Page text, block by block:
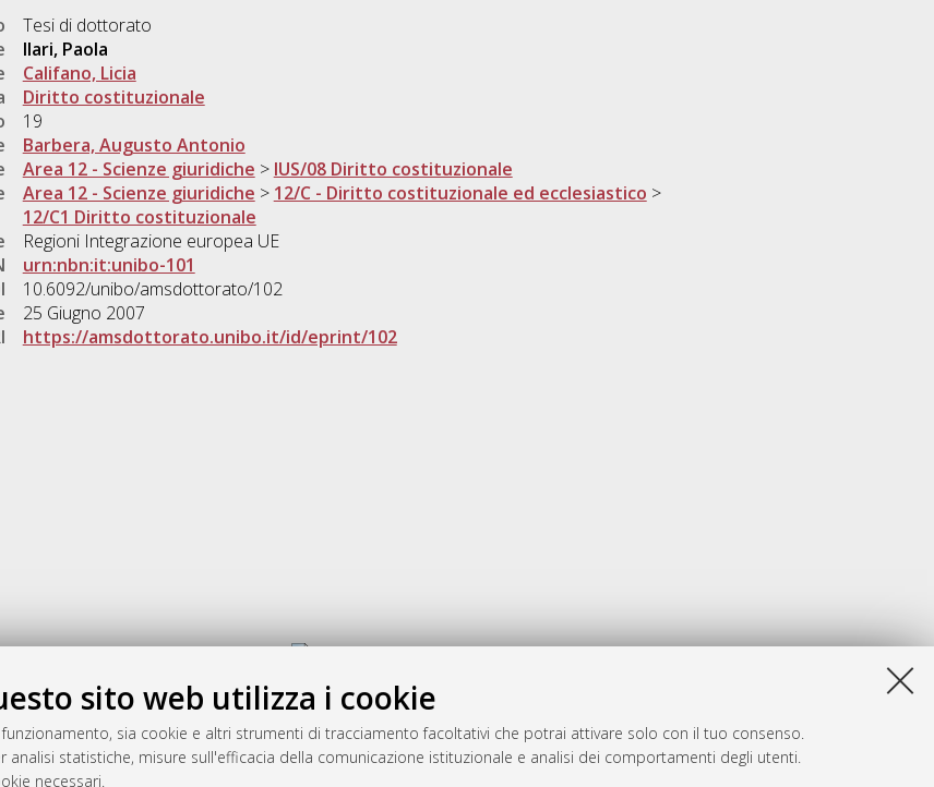
sito web utilizza i cookie
sia cookie e altri strumenti di tracciamento facoltativi che potrai attivare solo con il tuo consenso.
statistiche, misure sull'efficacia della comunicazione istituzionale e analisi dei comportamenti degli utenti.
necessari.
Tesi di dottorato
Ilari, Paola
Califano, Licia
Diritto costituzionale
19
Barbera, Augusto Antonio
Area 12 - Scienze giuridiche > IUS/08 Diritto costituzionale
Area 12 - Scienze giuridiche > 12/C - Diritto costituzionale ed ecclesiastico >
12/C1 Diritto costituzionale
Regioni Integrazione europea UE
urn:nbn:it:unibo-101
10.6092/unibo/amsdottorato/102
25 Giugno 2007
https://amsdottorato.unibo.it/id/eprint/102